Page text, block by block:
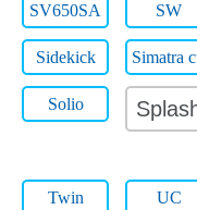
SV650SA SW
Sidekick Simatra
Solio
Twin UC